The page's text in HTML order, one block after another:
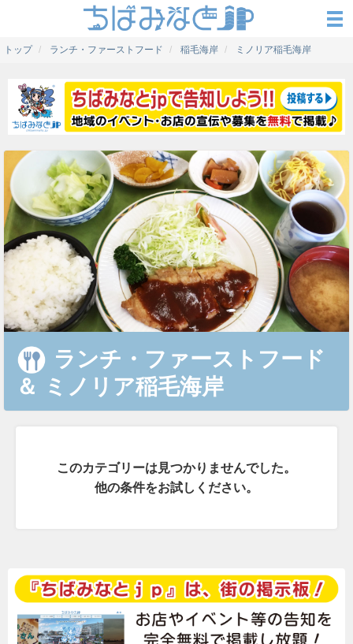
トップ ランチ・ファーストフード 稲毛海岸 ミノリア稲毛海岸
ランチ・ファーストフード
＆ ミノリア稲毛海岸
このカテゴリーは見つかりませんでした。
他の条件をお試しください。